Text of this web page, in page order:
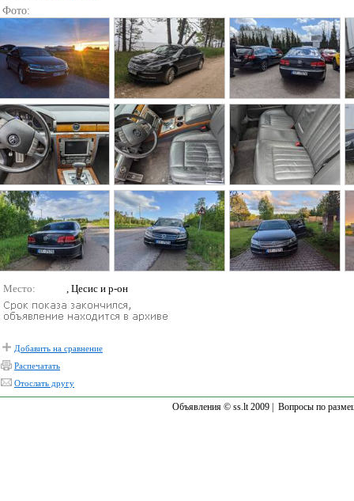
Фото:
Место: , Цесис и р-он
Добавить на сравнение
Распечатать
Отослать другу
Объявления © ss.lt 2009 | Вопросы по